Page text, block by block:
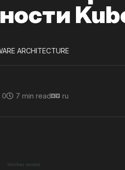
ARCHITECTURE
0 7 min read ru